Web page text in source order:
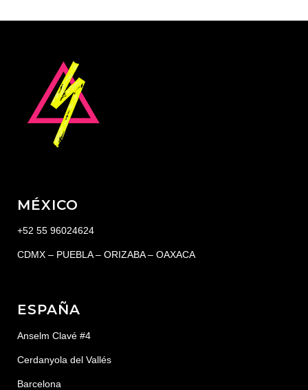
MÉXICO
+52 55 96024624
CDMX – PUEBLA – ORIZABA – OAXACA
ESPAÑA
Anselm Clavé #4
Cerdanyola del Vallés
Barcelona